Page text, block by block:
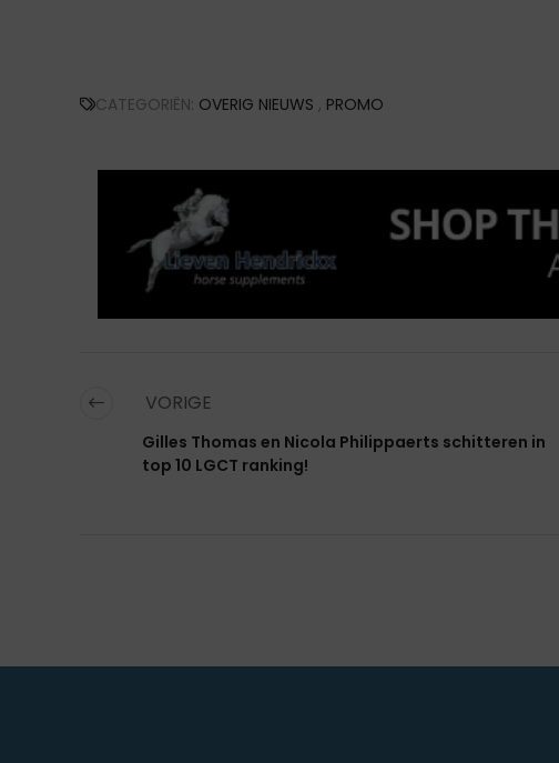
CATEGORIËN: OVERIG NIEUWS , PROMO
VORIGE
Gilles Thomas en Nicola Philippaerts schitteren in
top 10 LGCT ranking!